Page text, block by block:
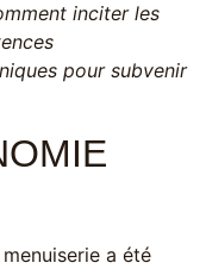
inciter les
pour subvenir
menuiserie a été